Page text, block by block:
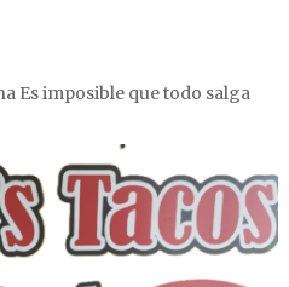
Es imposible que todo salga